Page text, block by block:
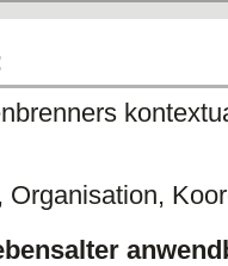
Organisation,